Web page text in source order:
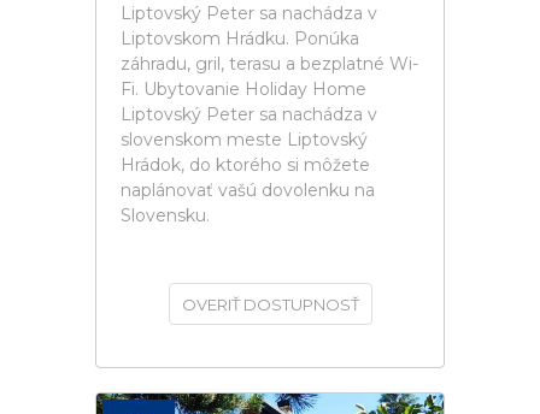
Liptovský Peter sa nachádza v
Liptovskom Hrádku. Ponúka
záhradu, gril, terasu a bezplatné Wi-
Fi. Ubytovanie Holiday Home
Liptovský Peter sa nachádza v
slovenskom meste Liptovský
Hrádok, do ktorého si môžete
naplánovať vašú dovolenku na
Slovensku.
OVERIŤ DOSTUPNOSŤ